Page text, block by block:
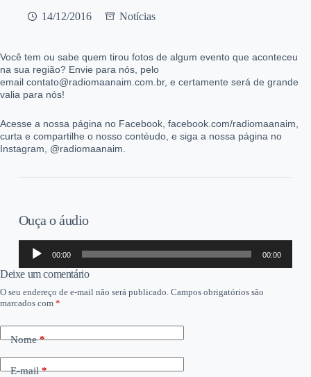
14/12/2016 Notícias
Você tem ou sabe quem tirou fotos de algum evento que aconteceu
na sua região? Envie para nós, pelo
email contato@radiomaanaim.com.br, e certamente será de grande
valia para nós!
Acesse a nossa página no Facebook, facebook.com/radiomaanaim,
curta e compartilhe o nosso contéudo, e siga a nossa página no
Instagram, @radiomaanaim.
Ouça o áudio
Tocador
áudio
00:00 00:00
Deixe um comentário
O seu endereço de e-mail não será publicado. Campos obrigatórios são
marcados com *
Nome*
E-mail*